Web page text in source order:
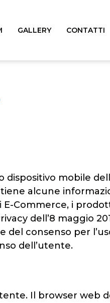
GALLERY CONTATTI
mobile
alcune
Commerce, i
dell’8 maggio
del consenso per
dell’utente.
Il browser web